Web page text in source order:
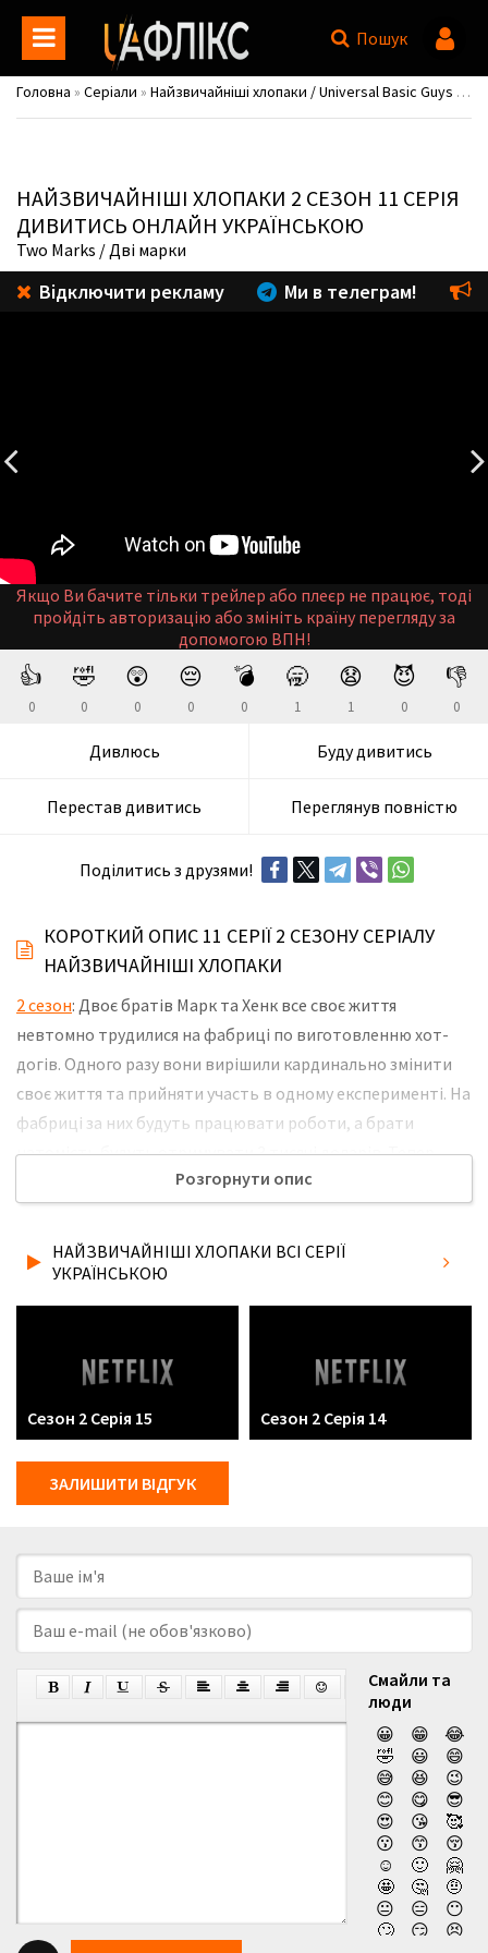
Пошук
Головна » Серіали » Найзвичайніші хлопаки / Universal Basic Guys
НАЙЗВИЧАЙНІШІ ХЛОПАКИ 2 СЕЗОН 11 СЕРІЯ
ДИВИТИСЬ ОНЛАЙН УКРАЇНСЬКОЮ
Two Marks / Дві марки
Відключити рекламу Ми в телеграм!
Якщо Ви бачите тільки трейлер або плеєр не працює, тоді
пройдіть авторизацію або змініть країну перегляду за
допомогою ВПН!
👍
0
🤣
0
😲
0
😔
0
💣
0
🥱
1
😧
1
😈
0
👎
0
Дивлюсь Буду дивитись
Перестав дивитись Переглянув повністю
Поділитись з друзями!
КОРОТКИЙ ОПИС 11 СЕРІЇ 2 СЕЗОНУ СЕРІАЛУ
НАЙЗВИЧАЙНІШІ ХЛОПАКИ
2 сезон: Двоє братів Марк та Хенк все своє життя
невтомно трудилися на фабриці по виготовленню хот-
догів. Одного разу вони вирішили кардинально змінити
своє життя та прийняти участь в одному експерименті. На
фабриці за них будуть працювати роботи, а брати
натомість будуть отримувати 3 тисячі доларів. Тепер
вони зовсім нічого не роблять і тільки вигадують куди б
призводить до безлічі кумедних пригод. Не забудьте
розповісти друзям, де Ви дивились нову 11 серію 2 сезону
Розгорнути опис
НАЙЗВИЧАЙНІШІ ХЛОПАКИ ВСІ СЕРІЇ
УКРАЇНСЬКОЮ
Сезон 2 Серія 15 Сезон 2 Серія 14
ЗАЛИШИТИ ВІДГУК
Смайли та
люди
😀
😁
😂
🤣
😃
😄
😅
😆
😉
😊
😋
😎
😍
😘
🥰
😗
😙
😚
☺️
🙂
🤗
🤩
🤔
🤨
😐
😑
😶
🙄
😏
😣